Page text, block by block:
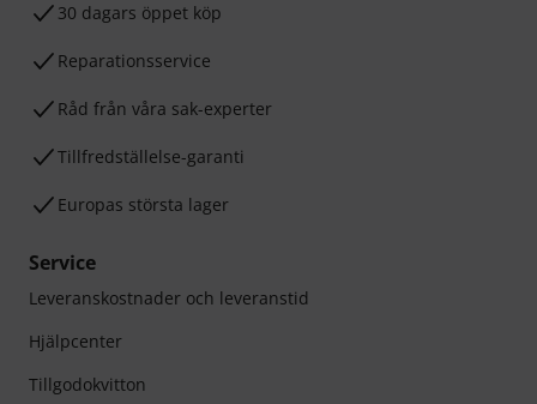
30 dagars öppet köp
Reparationsservice
Råd från våra sak-experter
Tillfredställelse-garanti
Europas största lager
Service
Leveranskostnader och leveranstid
Hjälpcenter
Tillgodokvitton